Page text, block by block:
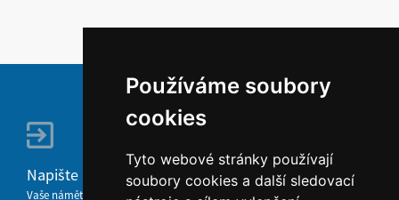
Používáme soubory
cookies
Tyto webové stránky používají
soubory cookies a další sledovací
Napište nám
Vaše náměty, komentáře, připomínky a dotazy nezůstanou bez odezvy.